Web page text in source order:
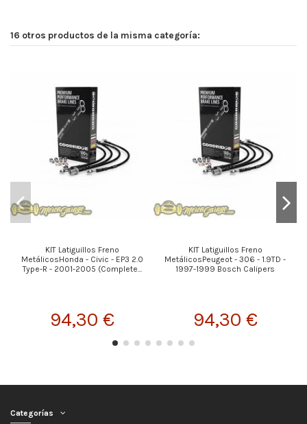
16 otros productos de la misma categoría:
KIT Latiguillos Freno
MetálicosHonda - Civic - EP3 2.0
Type-R - 2001-2005 (Complete...
94,30 €
KIT Latiguillos Freno
MetálicosPeugeot - 306 - 1.9TD -
1997-1999 Bosch Calipers
94,30 €
Categorías